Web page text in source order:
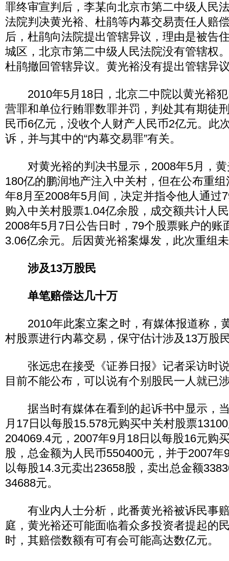
罪终审宣判后，李某向北京市第二中级人民
法院判决黄光裕、杜鹃等内幕交易责任人赔
后，杜鹃向法院提出管辖异议，理由是被告
城区，北京市第二中级人民法院没有管辖权
杜鹃撤回管辖异议。黄光裕没有提出管辖异
2010年5月18日，北京二中院以黄光裕犯
营罪和单位行贿罪数罪并罚，判处其有期徒
民币6亿元，没收个人财产人民币2亿元。此
诉，并与其中的“内幕交易罪”有关。
对黄光裕的判决书显示，2008年5月，黄
180亿的鹏润地产注入中关村，但在公布重
年8月至2008年5月间，决定并指令他人通过
购入中关村股票1.04亿余股，成交额共计人
2008年5月7日公告日时，79个股票账户的账
3.06亿余元。后因黄光裕案爆发，此次重组
涉及13万股民
单笔赔偿达几十万
2010年此案立案之时，有媒体报道称，
村股票进行内幕交易，保守估计涉及13万股
张远忠在接受《证券日报》记者采访时说
目前不能公布，可以说有个别股民一人就已
据当时有媒体在看到的起诉书中显示，当
月17日以每股15.578元购买中关村股票
204069.4元，2007年9月18日以每股16元购
股，总金额为人民币550400元，并于2007年
以每股14.3元卖出23658股，卖出总金额
34688元。
有业内人士分析，此番黄光裕被诉民事
庭，黄光裕还可能面临着众多投资者提起的
时，其赔偿数额有可有会可能高达数亿元。